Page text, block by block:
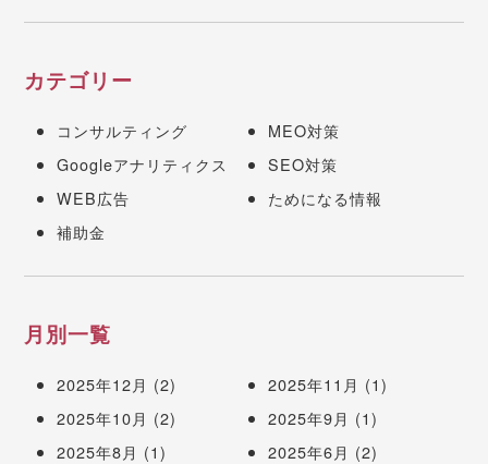
カテゴリー
コンサルティング
MEO対策
Googleアナリティクス
SEO対策
WEB広告
ためになる情報
補助金
月別一覧
2025年12月 (2) 2025年11月 (1)
2025年10月 (2) 2025年9月 (1)
2025年8月 (1) 2025年6月 (2)